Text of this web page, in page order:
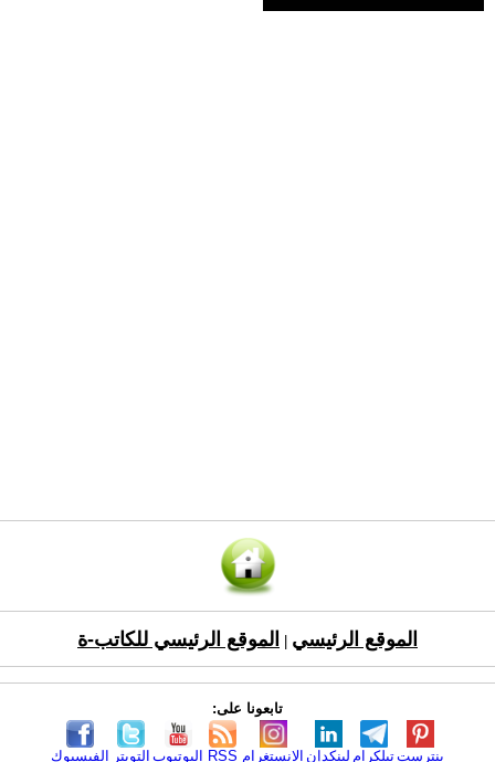
الموقع الرئيسي الموقع الرئيسي للكاتب-ة
تابعونا على:
الفيسبوك التويتر اليوتيوب RSS الانستغرام لينكدإن تيلكرامبنترست